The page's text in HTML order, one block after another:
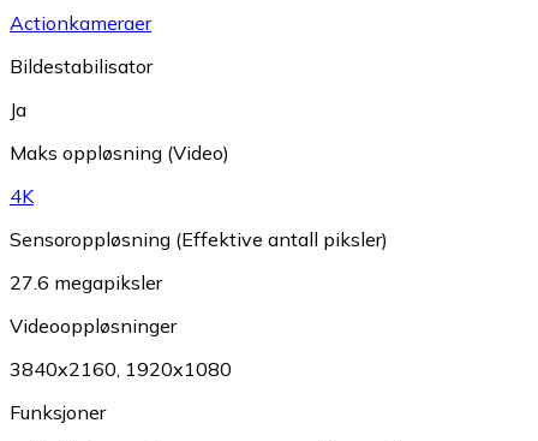
Actionkameraer
Bildestabilisator
Ja
Maks oppløsning (Video)
4K
Sensoroppløsning (Effektive antall piksler)
27.6 megapiksler
Videooppløsninger
3840x2160 1920x1080
Funksjoner